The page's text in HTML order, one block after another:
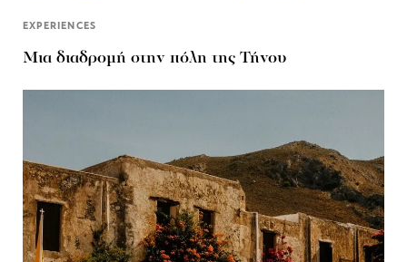
EXPERIENCES
Μια διαδρομή στην πόλη της Τήνου